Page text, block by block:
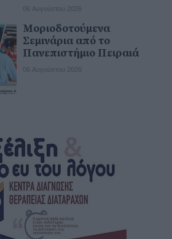
06 Αυγούστου 2026
Μοριοδοτούμενα
Σεμινάρια από το
Πανεπιστήμιο Πειραιά
06 Αυγούστου 2026